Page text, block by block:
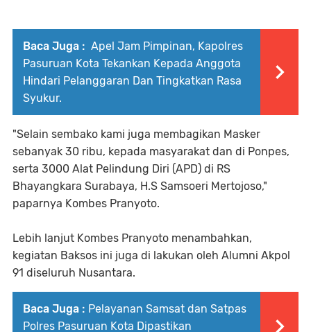
Baca Juga : Apel Jam Pimpinan, Kapolres
Pasuruan Kota Tekankan Kepada Anggota
Hindari Pelanggaran Dan Tingkatkan Rasa
Syukur.
"Selain sembako kami juga membagikan Masker
sebanyak 30 ribu, kepada masyarakat dan di Ponpes,
serta 3000 Alat Pelindung Diri (APD) di RS
Bhayangkara Surabaya, H.S Samsoeri Mertojoso,"
paparnya Kombes Pranyoto.
Lebih lanjut Kombes Pranyoto menambahkan,
kegiatan Baksos ini juga di lakukan oleh Alumni Akpol
91 diseluruh Nusantara.
Baca Juga : Pelayanan Samsat dan Satpas
Polres Pasuruan Kota Dipastikan